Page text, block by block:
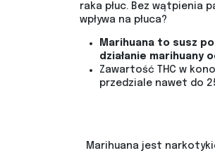
raka płuc. Bez wątpienia
wpływa na płuca?
Marihuana to susz
działanie marihuany
Zawartość THC w
przedziale nawet do
Marihuana jest